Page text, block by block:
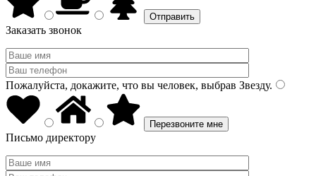
Заказать звонок
Пожалуйста, докажите, что вы человек, выбрав Звезду.
Письмо директору